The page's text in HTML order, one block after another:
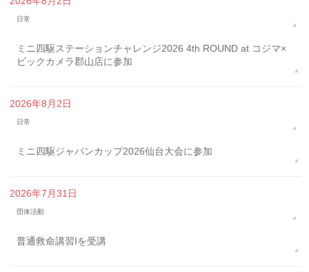
日常
ミニ四駆ステーションチャレンジ2026 4th ROUND at コジマ×
ビックカメラ郡山店に参加
2026年8月2日
日常
ミニ四駆ジャパンカップ2026仙台大会に参加
2026年7月31日
団体活動
普通救命講習Iを受講